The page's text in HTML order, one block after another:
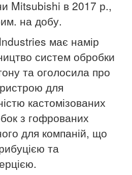
Mitsubishi в 2017 р.,
на добу.
має намір
систем обробки
та оголосила про
для
кастомізованих
з гофрованих
для компаній, що
та